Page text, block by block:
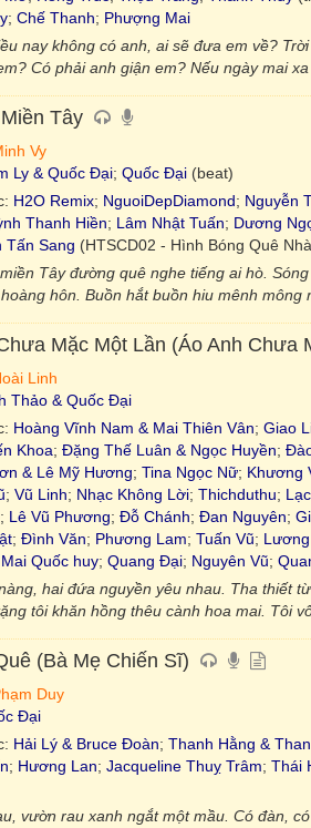
; Chế Thanh; Phượng Mai
nay không có anh, ai sẽ đưa em về?
Có phải anh giận em? Nếu ngày mai
Tây
Vy
Ly & Quốc Đại; Quốc Đại (beat)
H2O Remix; NguoiDepDiamond; Nguyễn
Thanh Hiền; Lâm Nhật Tuấn; Dương
Tấn Sang (HTSCD02 - Hình Bóng Quê
Tây đường quê nghe tiếng ai hò.
hôn. Buồn hắt buồn hiu mênh
Mặc Một Lần (Áo Anh Chưa
Linh
Thảo & Quốc Đại
Hoàng Vĩnh Nam & Mai Thiên Vân; Giao
Khoa; Đặng Thế Luân & Ngọc Huyền;
& Lê Mỹ Hương; Tina Ngọc Nữ; Khương
; Vũ Linh; Nhạc Không Lời; Thichduthu;
; Lê Vũ Phương; Đỗ Chánh; Đan Nguyên;
; Đình Văn; Phương Lam; Tuấn Vũ;
Mai Quốc huy; Quang Đại; Nguyên Vũ;
hai đứa nguyền yêu nhau. Tha thiết
tôi khăn hồng thêu cành hoa mai. Tôi
(Bà Mẹ Chiến Sĩ)
Duy
Đại
Hải Lý & Bruce Đoàn; Thanh Hằng &
; Hương Lan; Jacqueline Thuỵ Trâm; Thái
vườn rau xanh ngắt một mầu. Có đàn,